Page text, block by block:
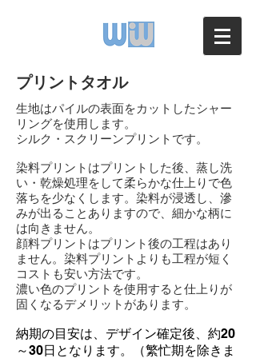
プリントタオル
生地はパイルの表面をカットしたシャー
リングを使用します。
シルク・スクリーンプリントです。
染料プリントはプリントした後、蒸し洗
い・乾燥処理をして柔らかな仕上りで色
落ちを少なくします。染料が浸透し、滲
みが出ることありますので、細かな柄に
は向きません。
顔料プリントはプリント後の工程はあり
ません。染料プリントよりも工程が短く
コストも安い方法です。
​濃い色のプリントを使用すると仕上りが
固くなるデメリットがあります。
納期の目安は、デザイン確定後、 約20
～30日となります。（繁忙期を除きま